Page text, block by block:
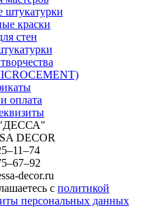
штукатурки
краски
стен
оплата
DECOR
decor.ru
с политикой
персональных данных